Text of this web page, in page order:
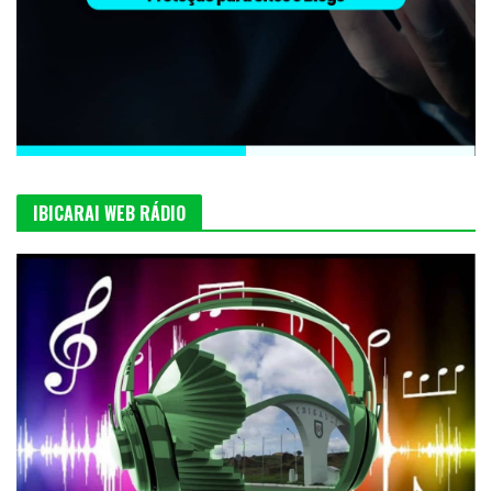
IBICARAI WEB RÁDIO